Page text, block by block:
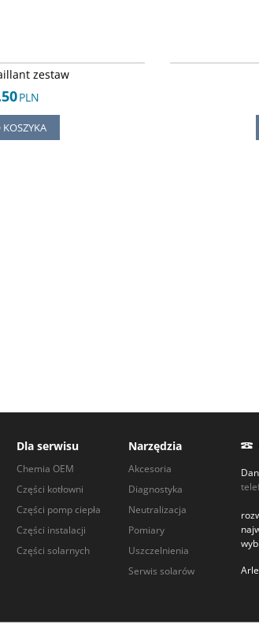
zestaw
PLN
KOSZYKA
Dla serwisu
Chemia OEM
Części kotłowni
Części pomp ciepła
Części instalacji
Części solarnych
Narzędzia
Akcesoria
Diagnostyka
Neutralizacja
Pomiary
Uszczelnienia
Serwis solarów